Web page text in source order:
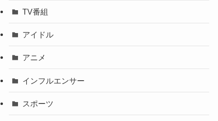
TV番組
アイドル
アニメ
インフルエンサー
スポーツ